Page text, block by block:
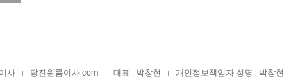
사 당진원룸이사.com 대표 : 박창현 개인정보책임자 성명 : 박창현